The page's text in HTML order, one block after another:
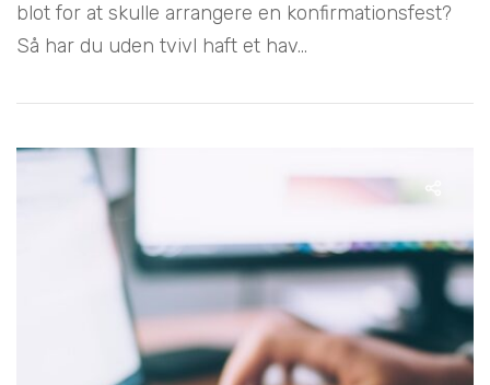
blot for at skulle arrangere en konfirmationsfest?
Så har du uden tvivl haft et hav...